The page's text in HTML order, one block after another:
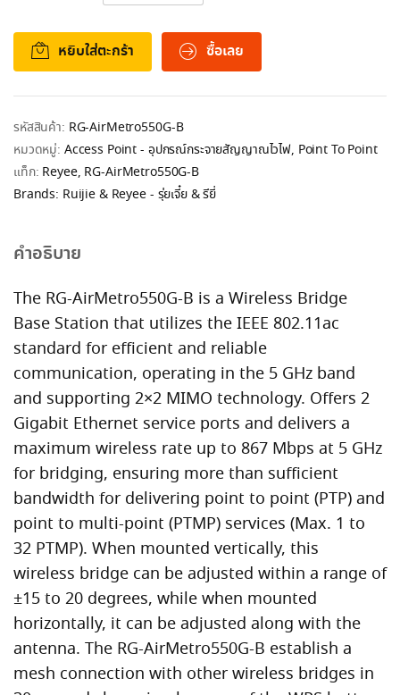
หยิบใส่ตะกร้า ซื้อเลย
รหัสสินค้า: RG-AirMetro550G-B
หมวดหมู่: Access Point - อุปกรณ์กระจายสัญญาณไวไฟ, Point To Point
แท็ก: Reyee, RG-AirMetro550G-B
Brands: Ruijie & Reyee - รุ่ยเจี๋ย & รียี่
คำอธิบาย
The RG-AirMetro550G-B is a Wireless Bridge
Base Station that utilizes the IEEE 802.11ac
standard for efficient and reliable
communication, operating in the 5 GHz band
and supporting 2×2 MIMO technology. Offers 2
Gigabit Ethernet service ports and delivers a
maximum wireless rate up to 867 Mbps at 5 GHz
for bridging, ensuring more than sufficient
bandwidth for delivering point to point (PTP) and
point to multi-point (PTMP) services (Max. 1 to
32 PTMP). When mounted vertically, this
wireless bridge can be adjusted within a range of
±15 to 20 degrees, while when mounted
horizontally, it can be adjusted along with the
antenna. The RG-AirMetro550G-B establish a
mesh connection with other wireless bridges in